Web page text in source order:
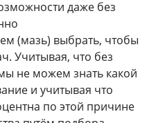
даже без
(мазь) выбрать, чтобы
Учитывая, что без
не можем знать какой
и учитывая что
по этой причине